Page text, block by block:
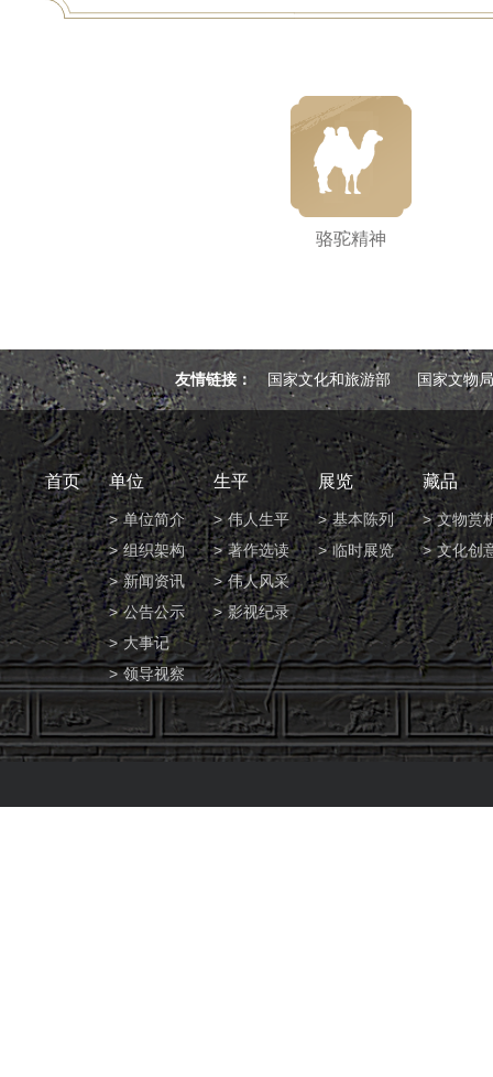
骆驼精神
友情链接： 国家文化和旅游部 国家文物局
首页 单位
单位简介
组织架构
新闻资讯
公告公示
大事记
领导视察
生平
伟人生平
著作选读
伟人风采
影视纪录
展览
基本陈列
临时展览
藏品
文物赏
文化创